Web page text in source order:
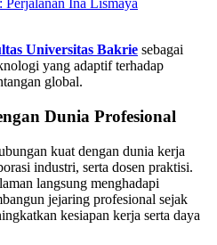
Ina Lismaya
Universitas Bakrie sebagai
yang adaptif terhadap
global.
Dunia Profesional
kuat dengan dunia kerja
industri, serta dosen praktisi.
langsung menghadapi
jejaring profesional sejak
kesiapan kerja serta daya